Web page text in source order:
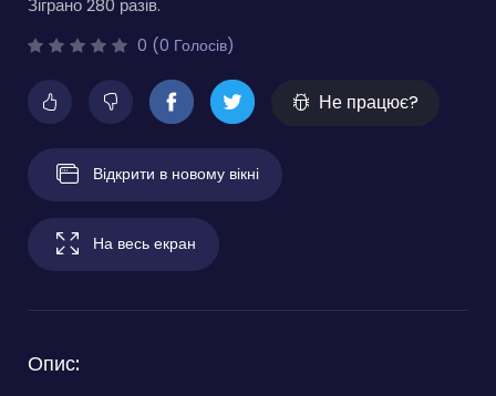
Зіграно 280 разів.
0 (0 Голосів)
Не працює?
Відкрити в новому вікні
На весь екран
Опис: